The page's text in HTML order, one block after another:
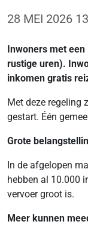
28 MEI 2026
Inwoners met
rustige uren).
inkomen gratis
Met deze regeling
gestart. Één
Grote
In de afgelopen
hebben al 10.000
vervoer groot is.
Meer kunnen